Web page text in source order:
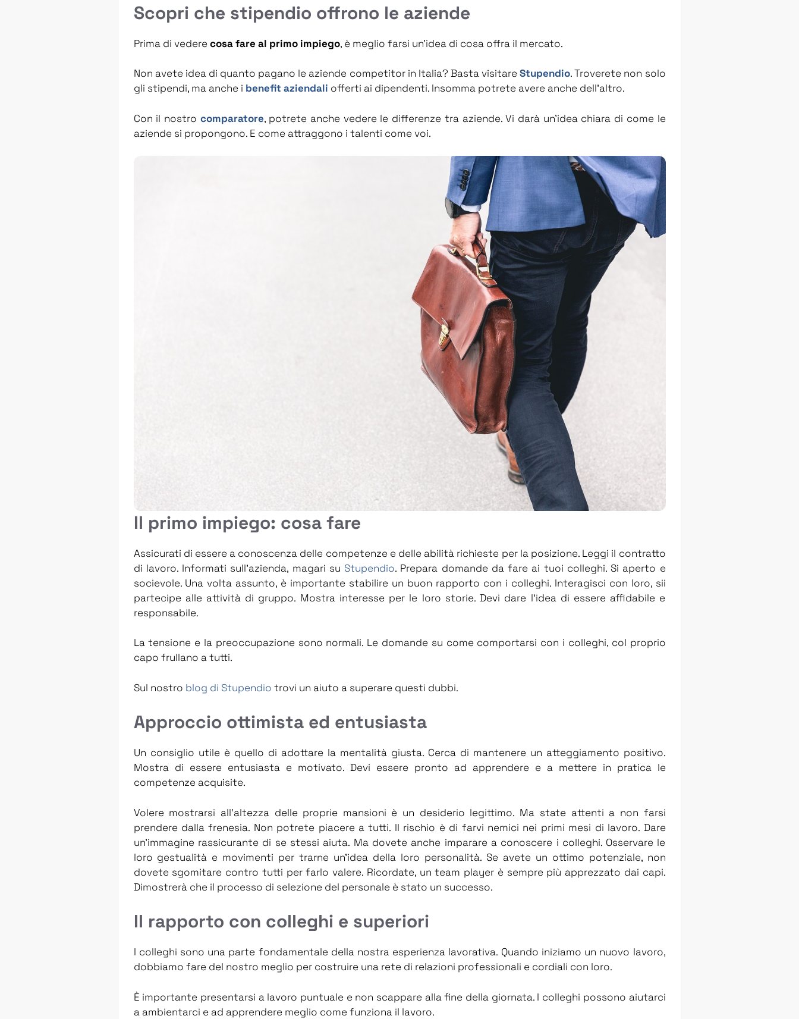
Scopri che stipendio offrono le aziende
Prima di vederecosa fare al primo impiego, è meglio farsi un’idea di cosa offra il mercato.
Non avete idea di quanto pagano le aziende competitor in Italia? Basta visitareStupendio. Troverete non solo
gli stipendi, ma anche i benefit aziendali offerti ai dipendenti. Insomma potrete avere anche dell’altro.
Con il nostro comparatore, potrete anche vedere le differenze tra aziende. Vi darà un’idea chiara di come le
aziende si propongono. E come attraggono i talenti come voi.
Il primo impiego: cosa fare
Assicurati di essere a conoscenza delle competenze e delle abilità richieste per la posizione. Leggi il contratto
di lavoro. Informati sull’azienda, magari su Stupendio. Prepara domande da fare ai tuoi colleghi. Si aperto e
socievole. Una volta assunto, è importante stabilire un buon rapporto con i colleghi. Interagisci con loro, sii
partecipe alle attività di gruppo. Mostra interesse per le loro storie. Devi dare l’idea di essere affidabile e
responsabile.
La tensione e la preoccupazione sono normali. Le domande su come comportarsi con i colleghi, col proprio
capo frullano a tutti.
Sul nostro blog di Stupendio trovi un aiuto a superare questi dubbi.
Approccio ottimista ed entusiasta
Un consiglio utile è quello di adottare la mentalità giusta. Cerca di mantenere un atteggiamento positivo.
Mostra di essere entusiasta e motivato. Devi essere pronto ad apprendere e a mettere in pratica le
competenze acquisite.
Volere mostrarsi all’altezza delle proprie mansioni è un desiderio legittimo. Ma state attenti a non farsi
prendere dalla frenesia. Non potrete piacere a tutti. Il rischio è di farvi nemici nei primi mesi di lavoro. Dare
un’immagine rassicurante di se stessi aiuta. Ma dovete anche imparare a conoscere i colleghi. Osservare le
loro gestualità e movimenti per trarne un’idea della loro personalità. Se avete un ottimo potenziale, non
dovete sgomitare contro tutti per farlo valere. Ricordate, un team player è sempre più apprezzato dai capi.
Dimostrerà che il processo di selezione del personale è stato un successo.
Il rapporto con colleghi e superiori
I colleghi sono una parte fondamentale della nostra esperienza lavorativa. Quando iniziamo un nuovo lavoro,
dobbiamo fare del nostro meglio per costruire una rete di relazioni professionali e cordiali con loro.
È importante presentarsi a lavoro puntuale e non scappare alla fine della giornata. I colleghi possono aiutarci
a ambientarci e ad apprendere meglio come funziona il lavoro.